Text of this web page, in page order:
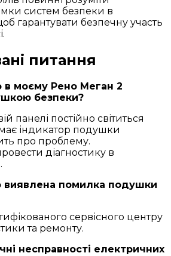
систем безпеки в
гарантувати безпечну участь
питання
в моєму Рено Меган 2
безпеки?
панелі постійно світиться
індикатор подушки
про проблему.
діагностику в
помилка подушки
сервісного центру
та ремонту.
несправності електричних